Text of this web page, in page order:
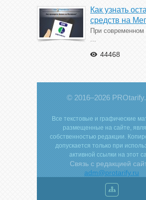
Как узнать
средств на
При современном
...
44468
© 2016–2026
Все текстовые и графические
размещенные на сайте,
собственностью редакции.
допускается только при
активной ссылки на этот
Связь с редакцией
adm@protarify.ru